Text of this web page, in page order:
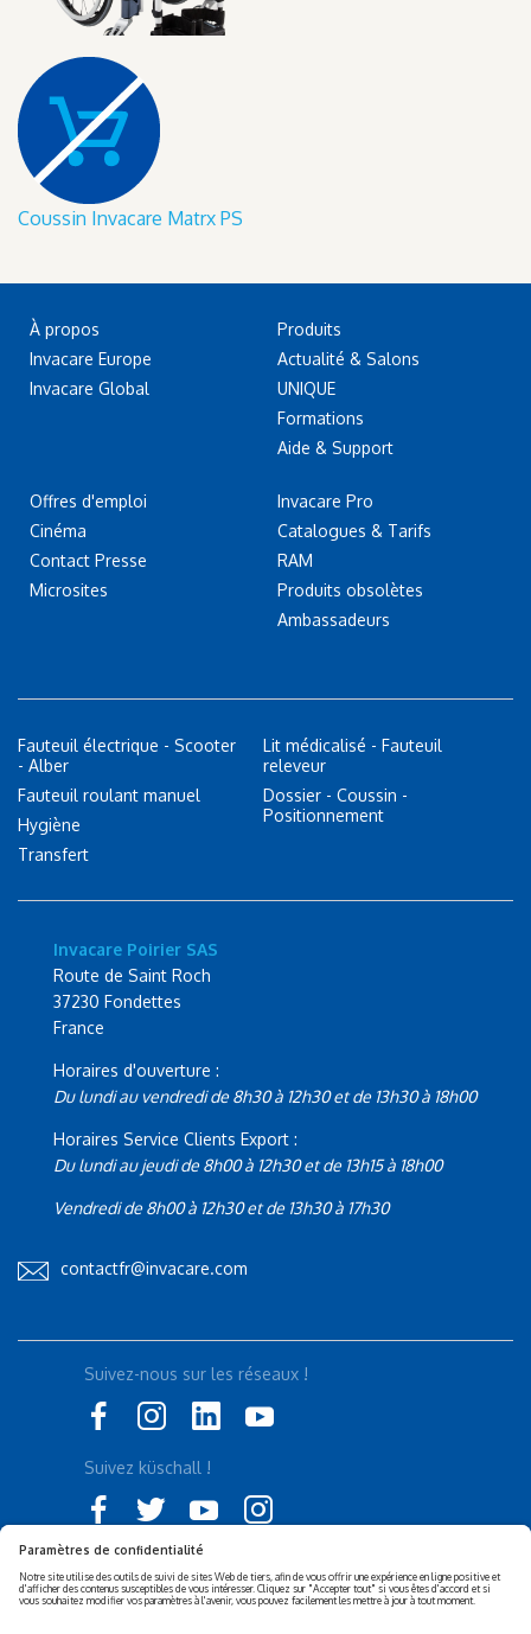
Coussin Invacare Matrx PS
À propos
Invacare Europe
Invacare Global
Offres d'emploi
Cinéma
Contact Presse
Microsites
Produits
Actualité & Salons
UNIQUE
Formations
Aide & Support
Invacare Pro
Catalogues & Tarifs
RAM
Produits obsolètes
Ambassadeurs
Fauteuil électrique - Scooter
- Alber
Fauteuil roulant manuel
Hygiène
Transfert
Lit médicalisé - Fauteuil
releveur
Dossier - Coussin -
Positionnement
Invacare Poirier SAS
Route de Saint Roch
37230 Fondettes
France
Horaires d'ouverture :
Du lundi au vendredi de 8h30 à 12h30 et de 13h30 à 18h00
Horaires Service Clients Export :
Du lundi au jeudi de 8h00 à 12h30 et de 13h15 à 18h00
Vendredi de 8h00 à 12h30 et de 13h30 à 17h30
contactfr@invacare.com
Déclaration d'accessibilité
Politique de confidentialité
Suivez-nous sur les réseaux !
Suivez küschall !